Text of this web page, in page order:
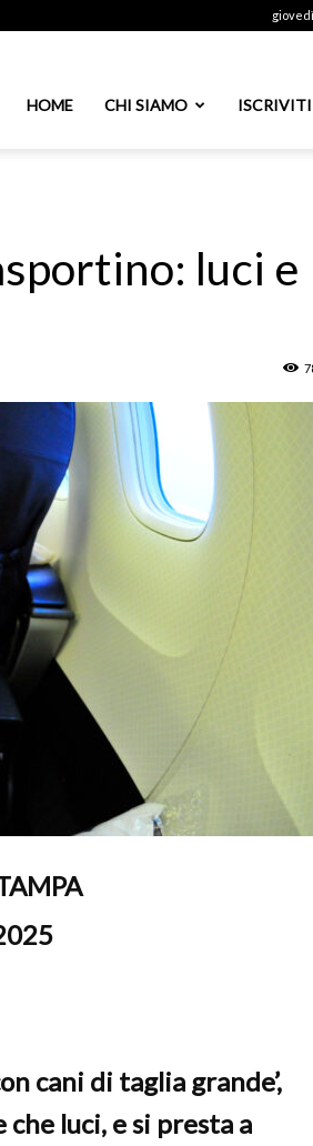
HOME CHI SIAMO ISCRIVITI
luci e
cani di taglia grande’,
luci, e si presta a